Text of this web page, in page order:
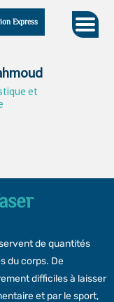
Express
et
de quantités
du corps. De
difficiles à laisser
et par le sport,